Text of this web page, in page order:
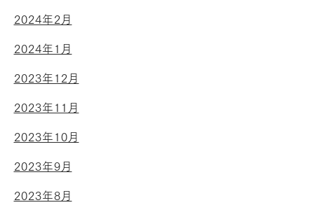
2024年2月
2024年1月
2023年12月
2023年11月
2023年10月
2023年9月
2023年8月